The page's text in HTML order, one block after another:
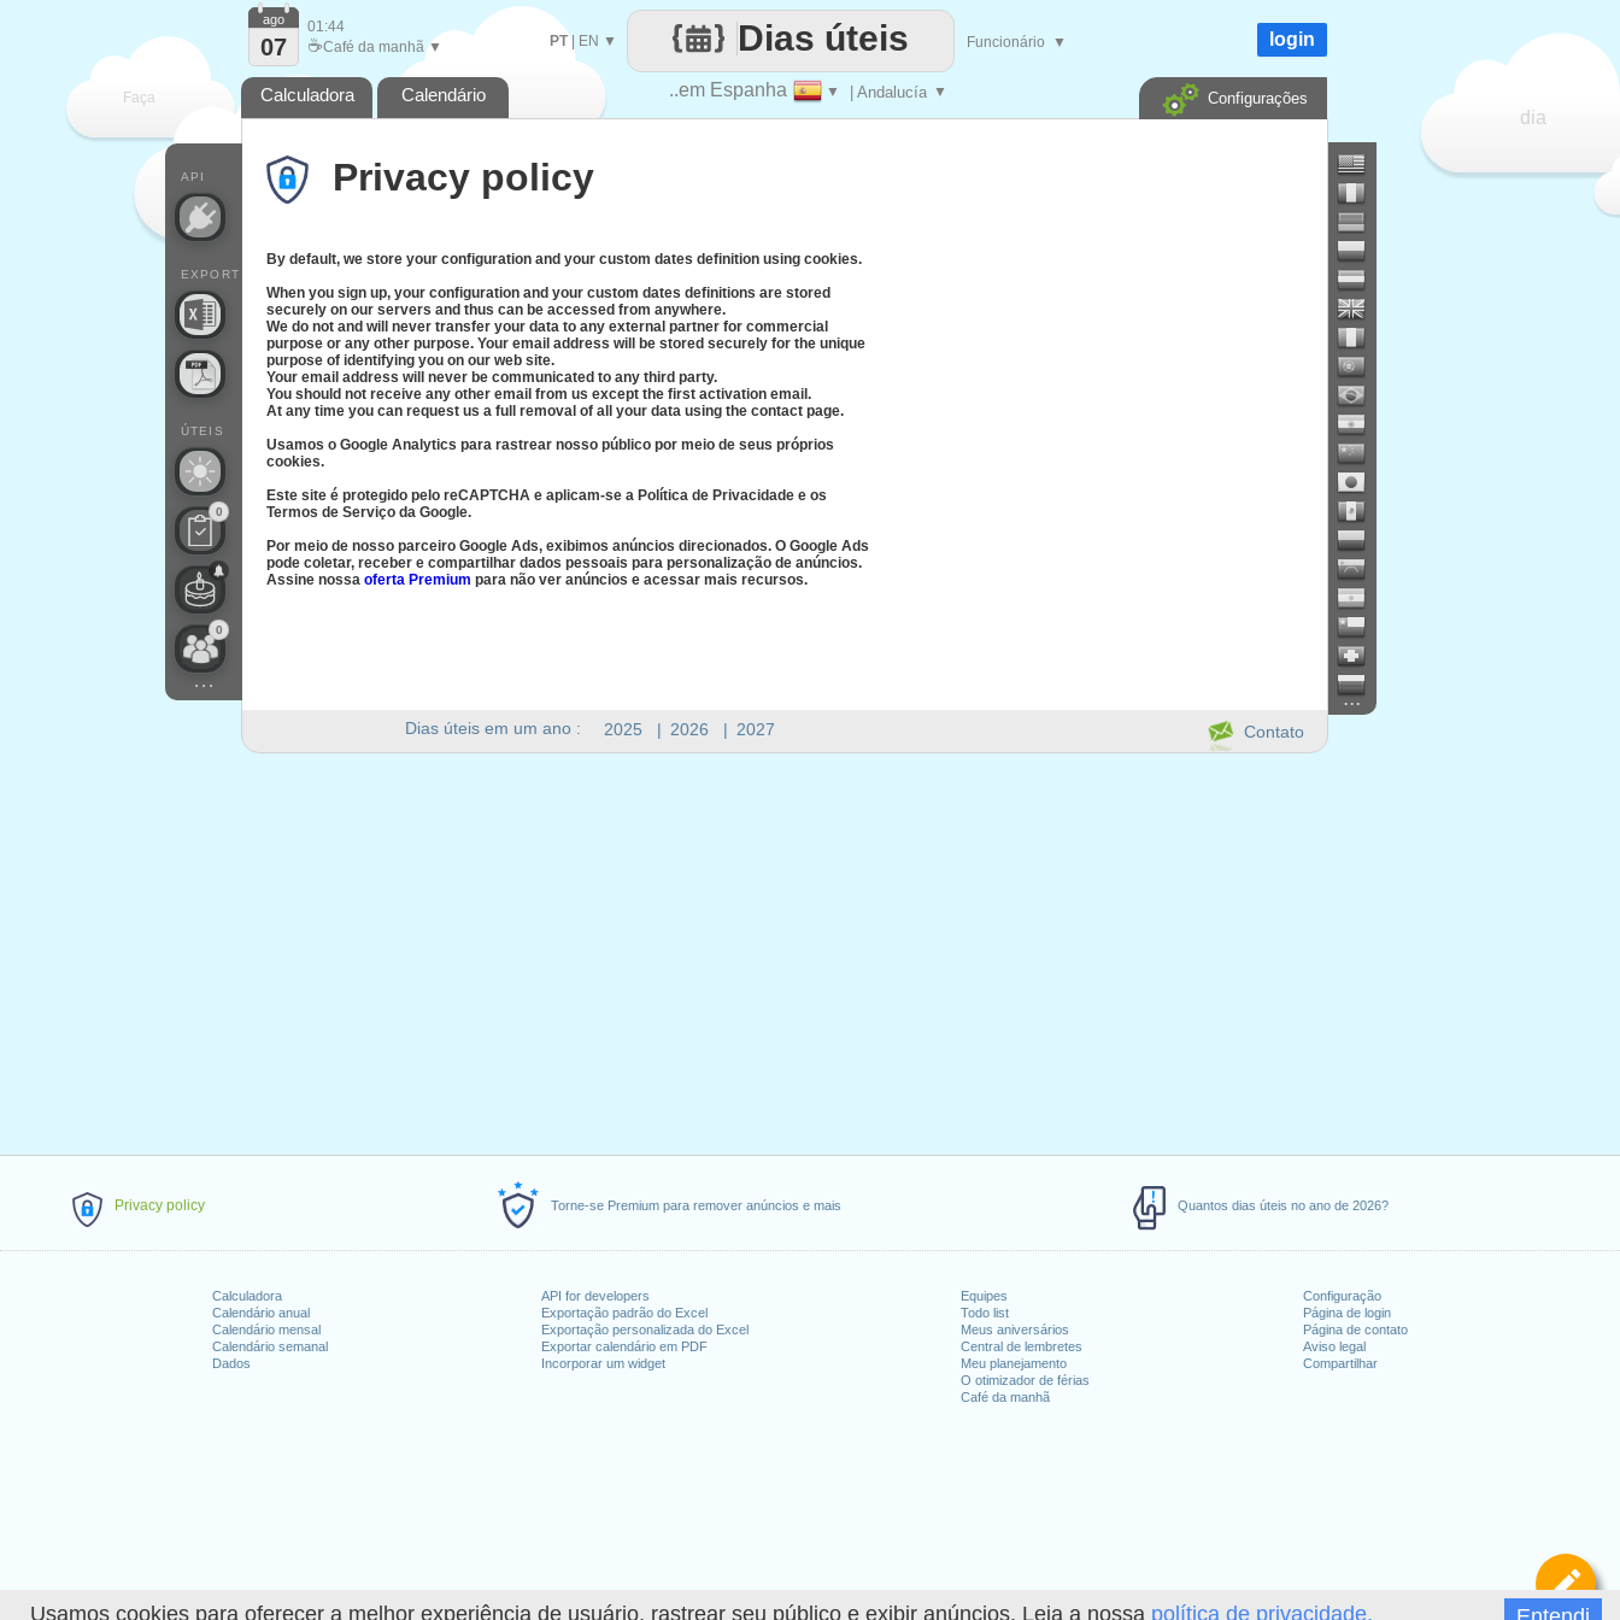
Usamos cookies para oferecer a melhor experiência de usuário, rastrear seu público e exibir anúncios. Leia a nossa política de privacidade.
Privacy policy Torne-se Premium para remover anúncios e mais Quantos dias úteis no ano de 2026?
Calculadora
Calendário anual
Calendário mensal
Calendário semanal
Dados
API for developers
Exportação padrão do Excel
Exportação personalizada do Excel
Exportar calendário em PDF
Incorporar um widget
Equipes
Todo list
Meus aniversários
Central de lembretes
Meu planejamento
O otimizador de férias
Café da manhã
Configuração
Página de login
Página de contato
Aviso legal
Compartilhar
Faça
cada
dia
..em Espanha ▼ | Andalucía ▼
Dias úteis
PT| EN ▼ Funcionário ▼
API
EXPORT
ÚTEIS
0
0
...
ago
07
01:44
☕Café da manhã ▼ login
Calculadora Calendário Configurações
Dias úteis em um ano : 2025 | 2026 | 2027
...
Contato
Privacy policy
By default, we store your configuration and your custom dates definition using cookies.
When you sign up, your configuration and your custom dates definitions are stored
securely on our servers and thus can be accessed from anywhere.
We do not and will never transfer your data to any external partner for commercial
purpose or any other purpose. Your email address will be stored securely for the unique
purpose of identifying you on our web site.
Your email address will never be communicated to any third party.
You should not receive any other email from us except the first activation email.
At any time you can request us a full removal of all your data using the contact page.
Usamos o Google Analytics para rastrear nosso público por meio de seus próprios
cookies.
Este site é protegido pelo reCAPTCHA e aplicam-se a Política de Privacidade e os
Termos de Serviço da Google.
Por meio de nosso parceiro Google Ads, exibimos anúncios direcionados. O Google Ads
pode coletar, receber e compartilhar dados pessoais para personalização de anúncios.
Assine nossa oferta Premium para não ver anúncios e acessar mais recursos.